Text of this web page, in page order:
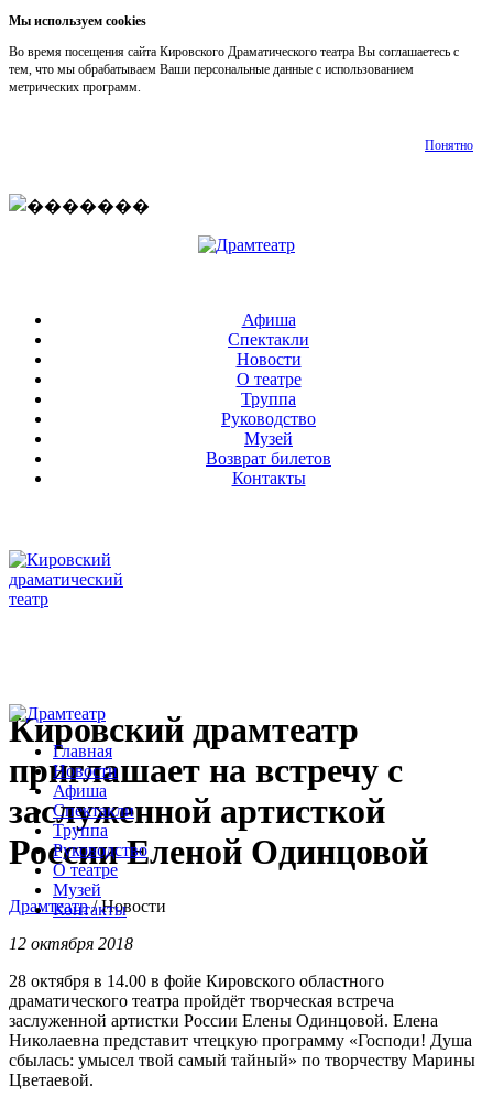
Мы используем cookies
Во время посещения сайта Кировского Драматического театра Вы соглашаетесь с
тем, что мы обрабатываем Ваши персональные данные с использованием
метрических программ.
Понятно
Афиша
Спектакли
Новости
О театре
Труппа
Руководство
Музей
Возврат билетов
Контакты
Главная
Новости
Афиша
Спектакли
Труппа
Руководство
О театре
Музей
Контакты
Кировский драмтеатр
приглашает на встречу с
заслуженной артисткой
России Еленой Одинцовой
Драмтеатр /Новости
12 октября 2018
28 октября в 14.00 в фойе Кировского областного
драматического театра пройдёт творческая встреча
заслуженной артистки России Елены Одинцовой. Елена
Николаевна представит чтецкую программу «Господи! Душа
сбылась: умысел твой самый тайный» по творчеству Марины
Цветаевой.